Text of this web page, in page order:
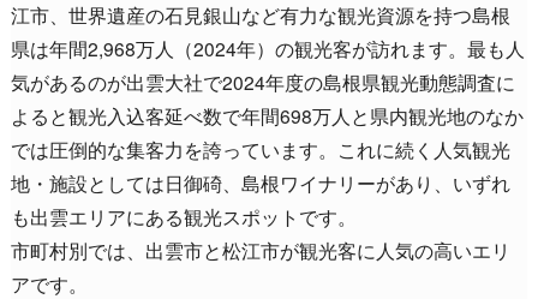
江市、世界遺産の石見銀山など有力な観光資源を持つ島根
県は年間2,968万人（2024年）の観光客が訪れます。最も人
気があるのが出雲大社で2024年度の島根県観光動態調査に
よると観光入込客延べ数で年間698万人と県内観光地のなか
では圧倒的な集客力を誇っています。これに続く人気観光
地・施設としては日御碕、島根ワイナリーがあり、いずれ
も出雲エリアにある観光スポットです。
市町村別では、出雲市と松江市が観光客に人気の高いエリ
アです。